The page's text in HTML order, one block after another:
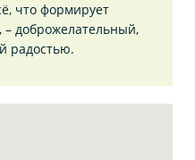
что формирует
доброжелательный,
радостью.